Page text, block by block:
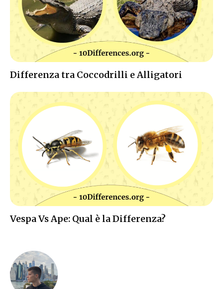
Differenza tra Coccodrilli e Alligatori
Vespa Vs Ape: Qual è la Differenza?